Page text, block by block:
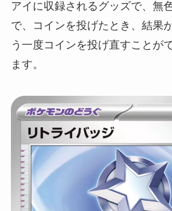
アイに収録されるグッズで、無
で、コインを投げたとき、結果
う一度コインを投げ直すことが
ます。